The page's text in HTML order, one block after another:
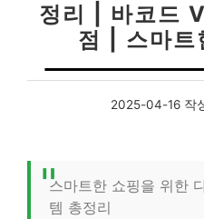
정리 | 바코드
점 | 스마트
2025-04-16 작
스마트한 쇼핑을 위한
템 총정리